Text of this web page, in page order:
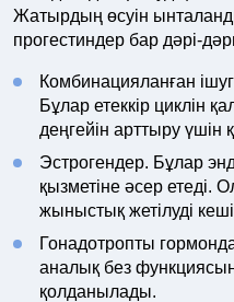
Жатырдың өсуін
прогестиндер бар дәрі-
Комбинацияланған
Бұлар етеккір циклін
деңгейін арттыру
Эстрогендер. Бұлар
қызметіне әсер етеді.
жыныстық жетілуді
Гонадотропты
аналық без
қолданылады.